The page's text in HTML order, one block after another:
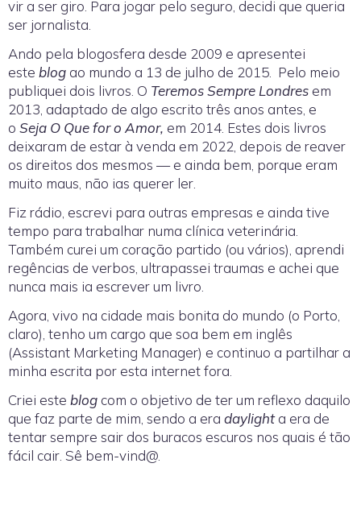
vir a ser giro. Para jogar pelo seguro, decidi que queria
ser jornalista.
Ando pela blogosfera desde 2009 e apresentei
este blog ao mundo a 13 de julho de 2015. Pelo meio
publiquei dois livros. O Teremos Sempre Londres em
2013, adaptado de algo escrito três anos antes, e
o Seja O Que for o Amor, em 2014. Estes dois livros
deixaram de estar à venda em 2022, depois de reaver
os direitos dos mesmos — e ainda bem, porque eram
muito maus, não ias querer ler.
Fiz rádio, escrevi para outras empresas e ainda tive
tempo para trabalhar numa clínica veterinária.
Também curei um coração partido (ou vários), aprendi
regências de verbos, ultrapassei traumas e achei que
nunca mais ia escrever um livro.
Agora, vivo na cidade mais bonita do mundo (o Porto,
claro), tenho um cargo que soa bem em inglês
(Assistant Marketing Manager) e continuo a partilhar a
minha escrita por esta internet fora.
Criei este blog com o objetivo de ter um reflexo daquilo
que faz parte de mim, sendo a era daylighta era de
tentar sempre sair dos buracos escuros nos quais é tão
fácil cair. Sê bem-vind@.